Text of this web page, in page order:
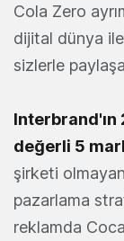
Cola Zero
dijital dünya
sizlerle
Interbrand'ın
değerli 5
şirketi
pazarlama
reklamda